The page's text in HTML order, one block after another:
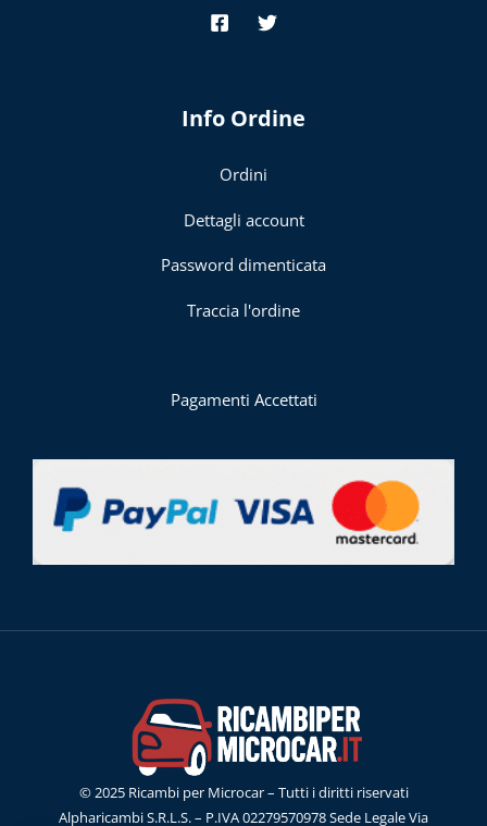
Info Ordine
Ordini
Dettagli account
Password dimenticata
Traccia l'ordine
Pagamenti Accettati
© 2025 Ricambi per Microcar – Tutti i diritti riservati
Alpharicambi S.R.L.S. – P.IVA 02279570978 Sede Legale Via